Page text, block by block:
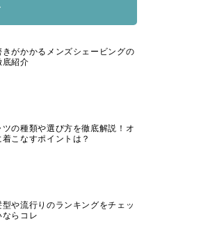
きがかかるメンズシェービングの
底紹介
ツの種類や選び方を徹底解説！オ
こなすポイントは？
型や流行りのランキングをチェッ
ならコレ